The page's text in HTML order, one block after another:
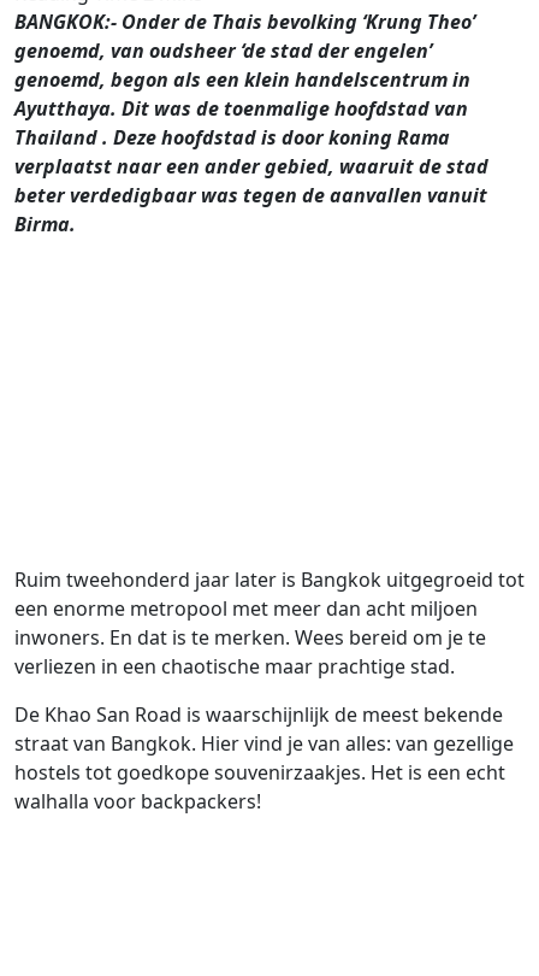
BANGKOK:- Onder de Thais bevolking ‘Krung Theo’
genoemd, van oudsheer ‘de stad der engelen’
genoemd, begon als een klein handelscentrum in
Ayutthaya. Dit was de toenmalige hoofdstad van
Thailand . Deze hoofdstad is door koning Rama
verplaatst naar een ander gebied, waaruit de stad
beter verdedigbaar was tegen de aanvallen vanuit
Birma.
Ruim tweehonderd jaar later is Bangkok uitgegroeid tot
een enorme metropool met meer dan acht miljoen
inwoners. En dat is te merken. Wees bereid om je te
verliezen in een chaotische maar prachtige stad.
De Khao San Road is waarschijnlijk de meest bekende
straat van Bangkok. Hier vind je van alles: van gezellige
hostels tot goedkope souvenirzaakjes. Het is een echt
walhalla voor backpackers!